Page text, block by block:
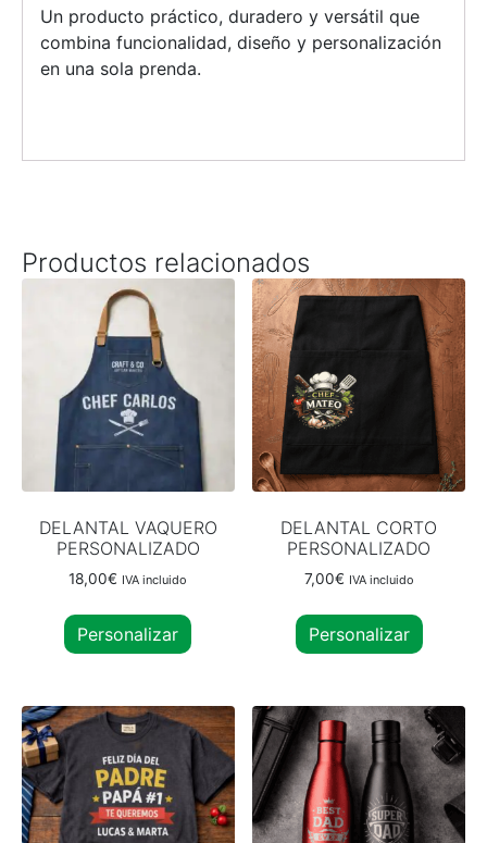
Un producto práctico, duradero y versátil que
combina funcionalidad, diseño y personalización
en una sola prenda.
Productos relacionados
DELANTAL VAQUERO
PERSONALIZADO
18,00€ IVA incluido
Personalizar
DELANTAL CORTO
PERSONALIZADO
7,00€ IVA incluido
Personalizar